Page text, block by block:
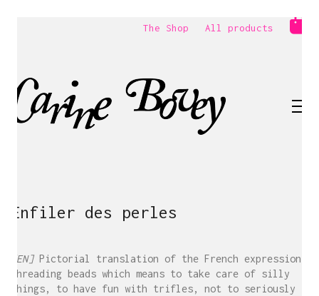
The Shop All products
Enfiler des perles
[EN] Pictorial translation of the French expression
Threading beads which means to take care of silly
things, to have fun with trifles, not to seriously